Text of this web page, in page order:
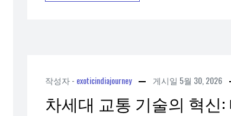
작성자 - exoticindiajourney 게시일 5월 30, 2026
차세대 교통 기술의 혁신